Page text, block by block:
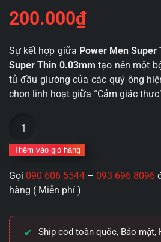
200.000₫
Sự kết hợp giữa Power Men Super
Super Thin 0.03mm tạo nên một
tủ đầu giường của các quý ông
chọn linh hoạt giữa “Cảm giác
Siêu
Mỏng:
Men
Super
Longer
&
Thêm vào giỏ hàng
Gọi 090 606 5544 – 093 696 8096
hàng ( Miễn phí )
Ship cod toàn quốc, Bảo mật,